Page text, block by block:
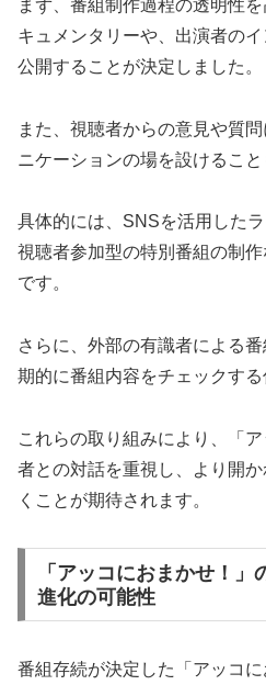
まず、番組制作過程の透明性
キュメンタリーや、出演者の
公開することが決定しました。
また、視聴者からの意見や質
ニケーションの場を設けること
具体的には、SNSを活用した
視聴者参加型の特別番組の制
です。
さらに、外部の有識者による
期的に番組内容をチェックする
これらの取り組みにより、「
者との対話を重視し、より開
くことが期待されます。
「アッコにおまかせ！」
進化の可能性
番組存続が決定した「アッコ